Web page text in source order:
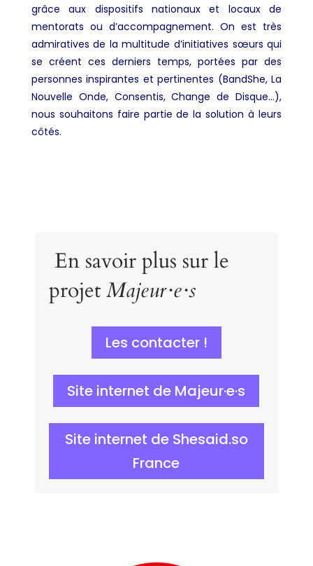
grâce aux dispositifs nationaux et locaux de
mentorats ou d’accompagnement. On est très
admiratives de la multitude d’initiatives sœurs qui
se créent ces derniers temps, portées par des
personnes inspirantes et pertinentes (BandShe, La
Nouvelle Onde, Consentis, Change de Disque…),
nous souhaitons faire partie de la solution à leurs
côtés.
En savoir plus sur le
projetMajeur·e·s
Les contacter !
Site internet de Majeur·e·s
Site internet de Shesaid.so
France